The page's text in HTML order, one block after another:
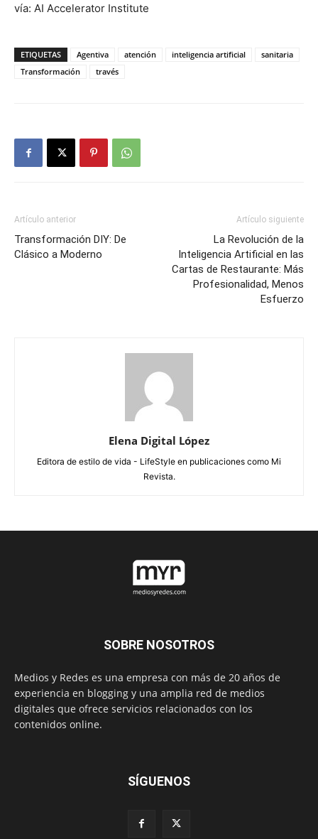
vía: AI Accelerator Institute
ETIQUETAS Agentiva atención inteligencia artificial
sanitaria
Transformación
través
Artículo anterior
Transformación DIY: De
Clásico a Moderno
Artículo siguiente
La Revolución de la
Inteligencia Artificial en las
Cartas de Restaurante: Más
Profesionalidad, Menos
Esfuerzo
Elena Digital López
Editora de estilo de vida - LifeStyle en publicaciones como Mi
Revista.
SOBRE NOSOTROS
Medios y Redes es una empresa con más de 20 años de
experiencia en blogging y una amplia red de medios
digitales que ofrece servicios relacionados con los
contenidos online.
SÍGUENOS